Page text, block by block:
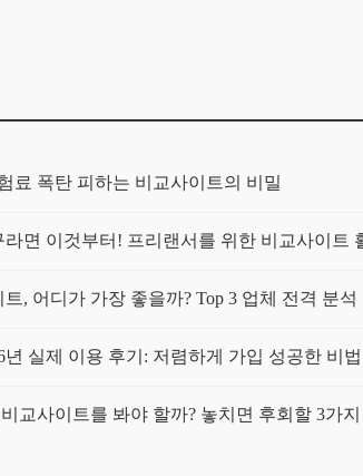
료 폭탄 피하는 비교사이트의 비밀
라면 이것부터! 프리랜서를 위한 비교사이트
, 어디가 가장 좋을까? Top 3 업체 전격 분석
실제 이용 후기: 저렴하게 가입 성공한 비법
교사이트를 봐야 할까? 놓치면 후회할 3가